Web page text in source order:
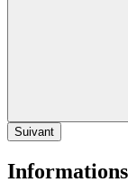
Suivant